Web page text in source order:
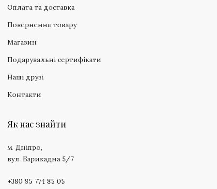
Оплата та доставка
Повернення товару
Магазин
Подарувальні сертифікати
Наші друзі
Контакти
Як нас знайти
м. Дніпро,
вул. Барикадна 5/7
+380 95 774 85 05